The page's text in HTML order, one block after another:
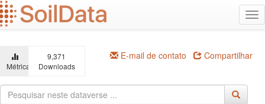
Ir
para
o
principal
Métricas
9,371
Downloads
E-mail de contato Compartilhar